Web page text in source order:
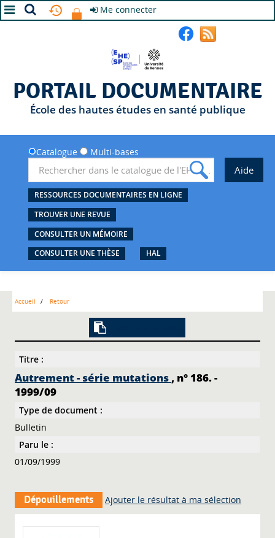
Me connecter
PORTAIL DOCUMENTAIRE
École des hautes études en santé publique
Catalogue Multi-bases
RESSOURCES DOCUMENTAIRES EN LIGNE
TROUVER UNE REVUE
CONSULTER UN MÉMOIRE
CONSULTER UNE THÈSE
HAL
Accueil Retour
Titre :
Autrement - série mutations , n° 186. -
1999/09
Type de document :
Bulletin
Paru le :
01/09/1999
Dépouillements Ajouter le résultat à ma sélection